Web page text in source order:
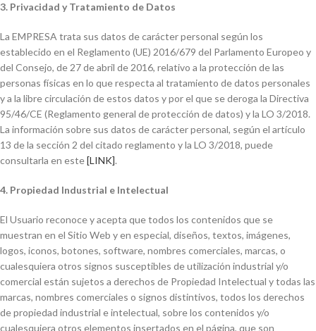
3. Privacidad y Tratamiento de Datos
La EMPRESA trata sus datos de carácter personal según los
establecido en el Reglamento (UE) 2016/679 del Parlamento Europeo y
del Consejo, de 27 de abril de 2016, relativo a la protección de las
personas físicas en lo que respecta al tratamiento de datos personales
y a la libre circulación de estos datos y por el que se deroga la Directiva
95/46/CE (Reglamento general de protección de datos) y la LO 3/2018.
La información sobre sus datos de carácter personal, según el artículo
13 de la sección 2 del citado reglamento y la LO 3/2018, puede
consultarla en este[LINK].
4. Propiedad Industrial e Intelectual
El Usuario reconoce y acepta que todos los contenidos que se
muestran en el Sitio Web y en especial, diseños, textos, imágenes,
logos, iconos, botones, software, nombres comerciales, marcas, o
cualesquiera otros signos susceptibles de utilización industrial y/o
comercial están sujetos a derechos de Propiedad Intelectual y todas las
marcas, nombres comerciales o signos distintivos, todos los derechos
de propiedad industrial e intelectual, sobre los contenidos y/o
cualesquiera otros elementos insertados en el página, que son